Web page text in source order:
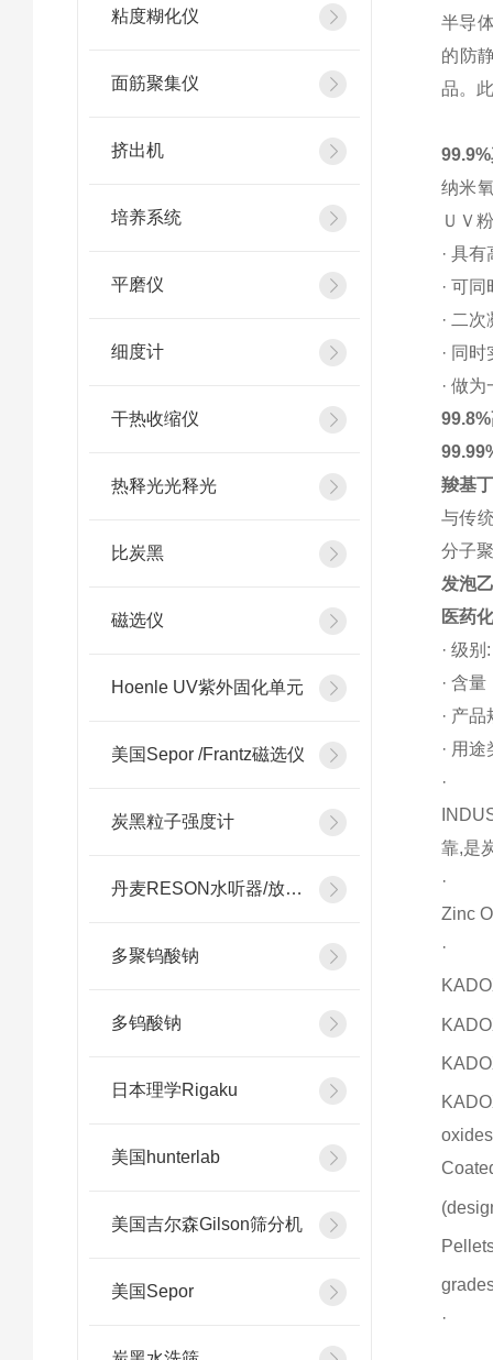
粘度糊化仪
面筋聚集仪
挤出机
培养系统
平磨仪
细度计
干热收缩仪
热释光光释光
比炭黑
磁选仪
Hoenle UV紫外固化单元
美国Sepor /Frantz磁选仪
炭黑粒子强度计
丹麦RESON水听器/放大器
多聚钨酸钠
多钨酸钠
日本理学Rigaku
美国hunterlab
美国吉尔森Gilson筛分机
美国Sepor
半导
的防
品。
99.9%
纳米
ＵＶ
· 具
· 可
· 二
· 同
· 做
99.8%
羧基
与传
分子
发泡
医药
· 级
· 含
· 产
· 用
·
靠,是
·
Zinc
·
·